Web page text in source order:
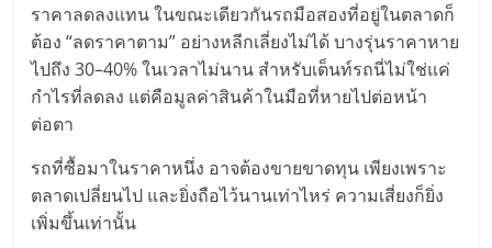
รน
ไชส์
ขาย
แฟ
รน
แฟ
รน
ไชส์
ราคาลดลงแทน ในขณะเดียวกันรถมือสองที่อยู่ในตลาดก็
ต้อง “ลดราคาตาม” อย่างหลีกเลี่ยงไม่ได้ บางรุ่นราคาหาย
ไปถึง 30–40% ในเวลาไม่นาน สำหรับเต็นท์รถนี่ไม่ใช่แค่
กำไรที่ลดลง แต่คือมูลค่าสินค้าในมือที่หายไปต่อหน้า
ต่อตา
รถที่ซื้อมาในราคาหนึ่ง อาจต้องขายขาดทุน เพียงเพราะ
ตลาดเปลี่ยนไป และยิ่งถือไว้นานเท่าไหร่ ความเสี่ยงก็ยิ่ง
เพิ่มขึ้นเท่านั้น